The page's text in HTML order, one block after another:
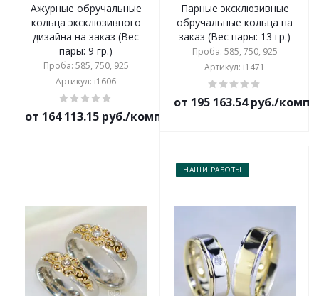
Ажурные обручальные
кольца эксклюзивного
дизайна на заказ (Вес
пары: 9 гр.)
Проба: 585, 750, 925
Артикул: i1606
от 164 113.15 руб./комплект
Парные эксклюзивные
обручальные кольца на
заказ (Вес пары: 13 гр.)
Проба: 585, 750, 925
Артикул: i1471
от 195 163.54 руб./
НАШИ РАБОТЫ